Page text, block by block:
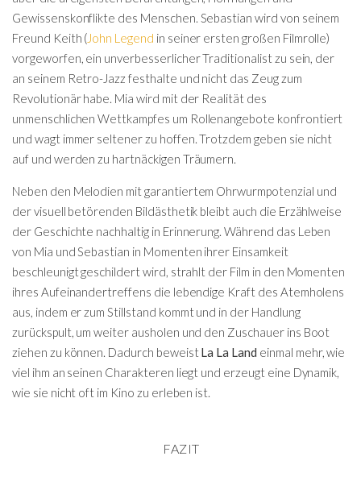
Gewissenskonflikte des Menschen. Sebastian wird von seinem
Freund Keith ( John Legend in seiner ersten großen Filmrolle)
vorgeworfen, ein unverbesserlicher Traditionalist zu sein, der
an seinem Retro-Jazz festhalte und nicht das Zeug zum
Revolutionär habe. Mia wird mit der Realität des
unmenschlichen Wettkampfes um Rollenangebote konfrontiert
und wagt immer seltener zu hoffen. Trotzdem geben sie nicht
auf und werden zu hartnäckigen Träumern.
Neben den Melodien mit garantiertem Ohrwurmpotenzial und
der visuell betörenden Bildästhetik bleibt auch die Erzählweise
der Geschichte nachhaltig in Erinnerung. Während das Leben
von Mia und Sebastian in Momenten ihrer Einsamkeit
beschleunigt geschildert wird, strahlt der Film in den Momenten
ihres Aufeinandertreffens die lebendige Kraft des Atemholens
aus, indem er zum Stillstand kommt und in der Handlung
zurückspult, um weiter ausholen und den Zuschauer ins Boot
ziehen zu können. Dadurch beweist La La Land einmal mehr, wie
viel ihm an seinen Charakteren liegt und erzeugt eine Dynamik,
wie sie nicht oft im Kino zu erleben ist.
FAZIT